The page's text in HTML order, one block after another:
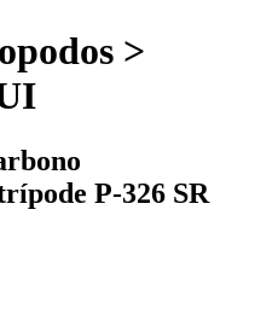
>
P-326 SR